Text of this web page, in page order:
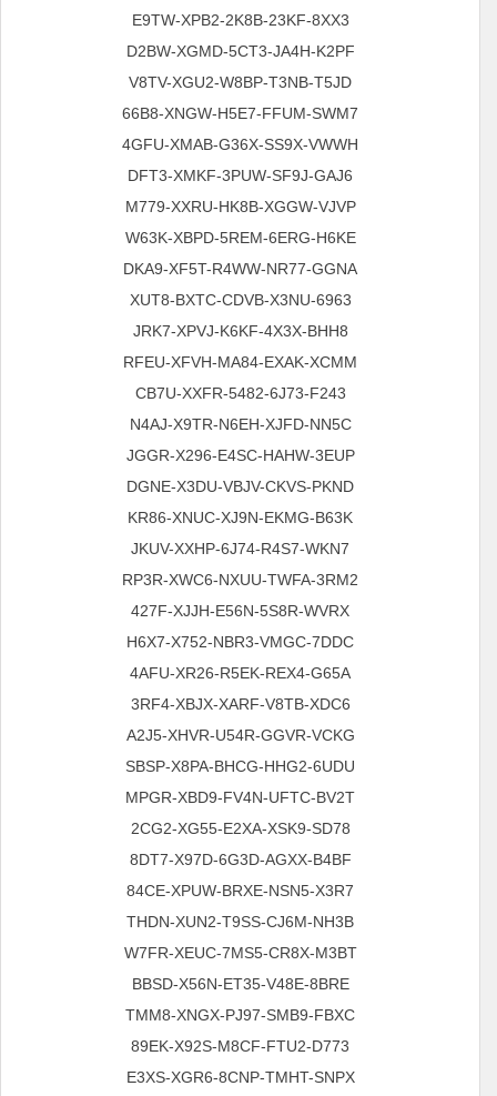
E9TW-XPB2-2K8B-23KF-8XX3
D2BW-XGMD-5CT3-JA4H-K2PF
V8TV-XGU2-W8BP-T3NB-T5JD
66B8-XNGW-H5E7-FFUM-SWM7
4GFU-XMAB-G36X-SS9X-VWWH
DFT3-XMKF-3PUW-SF9J-GAJ6
M779-XXRU-HK8B-XGGW-VJVP
W63K-XBPD-5REM-6ERG-H6KE
DKA9-XF5T-R4WW-NR77-GGNA
6963-XUT8-BXTC-CDVB-X3NU
JRK7-XPVJ-K6KF-4X3X-BHH8
RFEU-XFVH-MA84-EXAK-XCMM
CB7U-XXFR-5482-6J73-F243
N4AJ-X9TR-N6EH-XJFD-NN5C
JGGR-X296-E4SC-HAHW-3EUP
DGNE-X3DU-VBJV-CKVS-PKND
KR86-XNUC-XJ9N-EKMG-B63K
JKUV-XXHP-6J74-R4S7-WKN7
RP3R-XWC6-NXUU-TWFA-3RM2
427F-XJJH-E56N-5S8R-WVRX
H6X7-X752-NBR3-VMGC-7DDC
4AFU-XR26-R5EK-REX4-G65A
3RF4-XBJX-XARF-V8TB-XDC6
A2J5-XHVR-U54R-GGVR-VCKG
SBSP-X8PA-BHCG-HHG2-6UDU
MPGR-XBD9-FV4N-UFTC-BV2T
2CG2-XG55-E2XA-XSK9-SD78
8DT7-X97D-6G3D-AGXX-B4BF
84CE-XPUW-BRXE-NSN5-X3R7
THDN-XUN2-T9SS-CJ6M-NH3B
W7FR-XEUC-7MS5-CR8X-M3BT
BBSD-X56N-ET35-V48E-8BRE
TMM8-XNGX-PJ97-SMB9-FBXC
89EK-X92S-M8CF-FTU2-D773
E3XS-XGR6-8CNP-TMHT-SNPX